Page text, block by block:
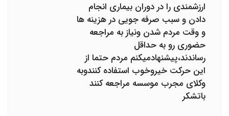
ارزشمندی را در دوران بیماری انجام
دادن و سبب صرفه جویی در هزینه ها
و وقت مردم شدن ونیاز به مراجعه
حضوری رو به حداقل
رساندند،پیشنهادمیکنم مردم حتما از
این حرکت خیروخوب استفاده کنندوبه
وکلای مجرب موسسه مراجعه کنند
باتشکر